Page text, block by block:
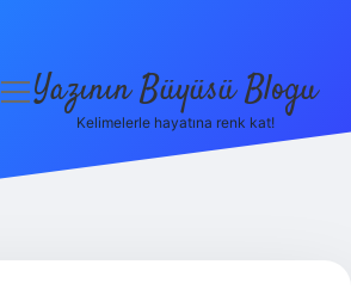
menüyü
Yazının Büyüsü Blogu
Kelimelerle hayatına renk kat!